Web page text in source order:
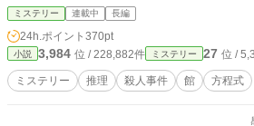
イ、ダイイングメッセージ、消
に現れる"方程式"。探偵、刑事
者、資産家――それぞれが隠し
ていく。 やがて探偵は気づく。 この事件は、犯人が残した暗
号ではない。 館そのものが、一つの巨大な方程式だった。 最
後の一行ですべてが反転する、
はAIです。著名が違いますが
ミステリー 連載中 長編
24h.ポイント 370pt
小説 3,984 位 / 228,882件 ミステリー 27 位 /
ミステリー 推理 殺人事件 館 方程式